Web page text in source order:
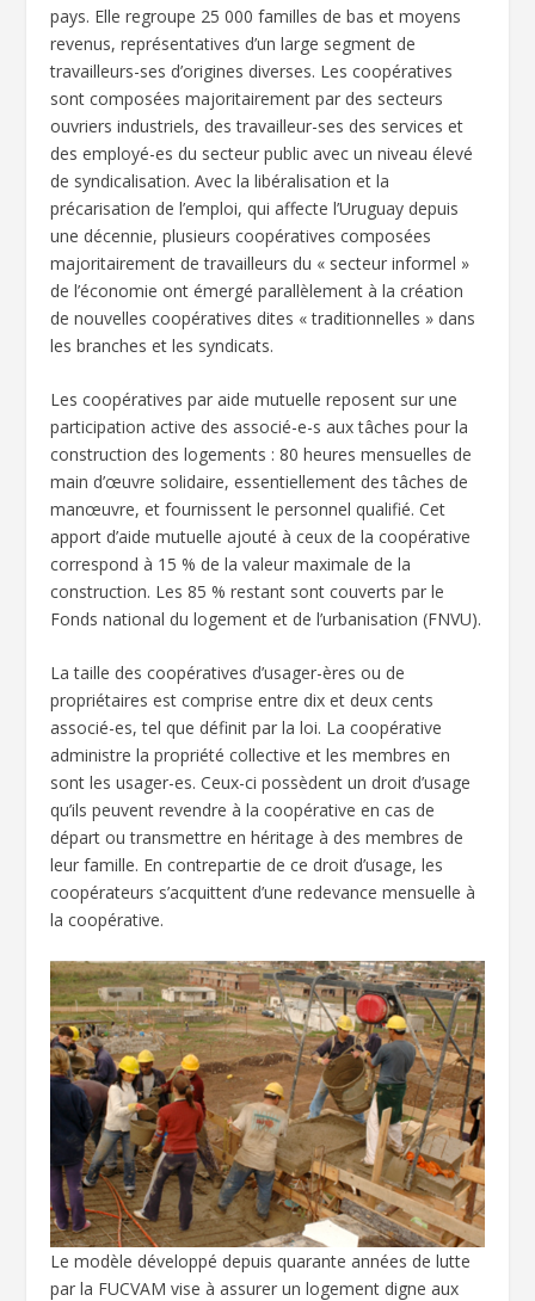
pays. Elle regroupe 25 000 familles de bas et moyens
revenus, représentatives d’un large segment de
travailleurs-ses d’origines diverses. Les coopératives
sont composées majoritairement par des secteurs
ouvriers industriels, des travailleur-ses des services et
des employé-es du secteur public avec un niveau élevé
de syndicalisation. Avec la libéralisation et la
précarisation de l’emploi, qui affecte l’Uruguay depuis
une décennie, plusieurs coopératives composées
majoritairement de travailleurs du « secteur informel »
de l’économie ont émergé parallèlement à la création
de nouvelles coopératives dites « traditionnelles » dans
les branches et les syndicats.
Les coopératives par aide mutuelle reposent sur une
participation active des associé-e-s aux tâches pour la
construction des logements : 80 heures mensuelles de
main d’œuvre solidaire, essentiellement des tâches de
manœuvre, et fournissent le personnel qualifié. Cet
apport d’aide mutuelle ajouté à ceux de la coopérative
correspond à 15 % de la valeur maximale de la
construction. Les 85 % restant sont couverts par le
Fonds national du logement et de l’urbanisation (FNVU).
La taille des coopératives d’usager-ères ou de
propriétaires est comprise entre dix et deux cents
associé-es, tel que définit par la loi. La coopérative
administre la propriété collective et les membres en
sont les usager-es. Ceux-ci possèdent un droit d’usage
qu’ils peuvent revendre à la coopérative en cas de
départ ou transmettre en héritage à des membres de
leur famille. En contrepartie de ce droit d’usage, les
coopérateurs s’acquittent d’une redevance mensuelle à
la coopérative.
Le modèle développé depuis quarante années de lutte
par la FUCVAM vise à assurer un logement digne aux